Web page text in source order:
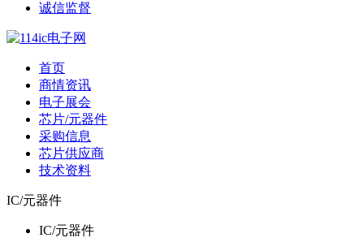
诚信监督
首页
商情资讯
电子展会
芯片/元器件
采购信息
芯片供应商
技术资料
IC/元器件
IC/元器件